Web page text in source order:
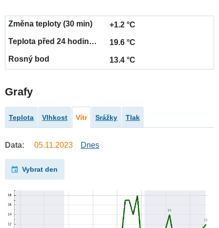
+1.2 °C
19.6 °C
13.4 °C
Grafy
Teplota Vlhkost Vítr Srážky Tlak
Data: 05.11.2023 Dnes
Vybrat den